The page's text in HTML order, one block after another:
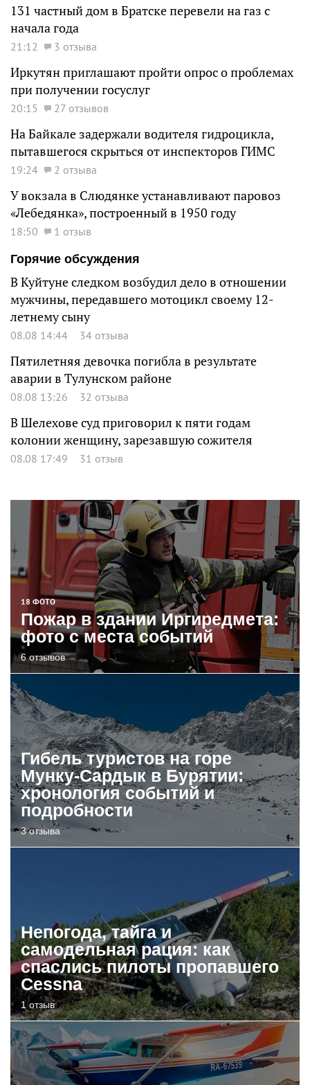
131 частный дом в Братске перевели на газ с
начала года
21:12 3 отзыва
Иркутян приглашают пройти опрос о проблемах
при получении госуслуг
20:15 27 отзывов
На Байкале задержали водителя гидроцикла,
пытавшегося скрыться от инспекторов ГИМС
19:24 2 отзыва
У вокзала в Слюдянке устанавливают паровоз
«Лебедянка», построенный в 1950 году
18:50
1 отзыв
Горячие обсуждения
В Куйтуне следком возбудил дело в отношении
мужчины, передавшего мотоцикл своему 12-
летнему сыну
08.08 14:44 34 отзыва
Пятилетняя девочка погибла в результате
аварии в Тулунском районе
08.08 13:26 32 отзыва
В Шелехове суд приговорил к пяти годам
колонии женщину, зарезавшую сожителя
08.08 17:49 31 отзыв
18 ФОТО
Пожар в здании Иргиредмета:
фото с места событий
6 отзывов
Гибель туристов на горе
Мунку-Сардык в Бурятии:
хронология событий и
подробности
3 отзыва
Непогода, тайга и
самодельная рация: как
спаслись пилоты пропавшего
Cessna
1 отзыв